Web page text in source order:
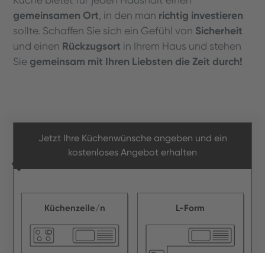
gemeinsamen Ort, in den man richtig investieren
sollte. Schaffen Sie sich ein Gefühl von Sicherheit
und einen Rückzugsort in Ihrem Haus und stehen
Sie gemeinsam mit Ihren Liebsten die Zeit durch!
Jetzt Ihre Küchenwünsche angeben und ein
kostenloses Angebot erhalten
Küchenzeile/n L-Form